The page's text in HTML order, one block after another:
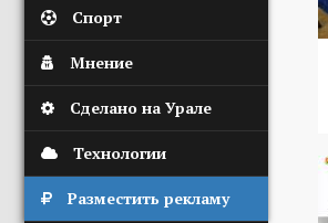
Спорт
Мнение
Сделано на Урале
Технологии
Разместить рекламу